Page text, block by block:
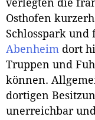
verlegten die
Osthofen
Schlosspark und
Abenheim dort
Truppen und
können.
dortigen
unerreichbar